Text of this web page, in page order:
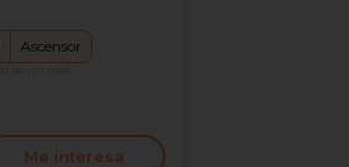
Ascensor
Me interesa